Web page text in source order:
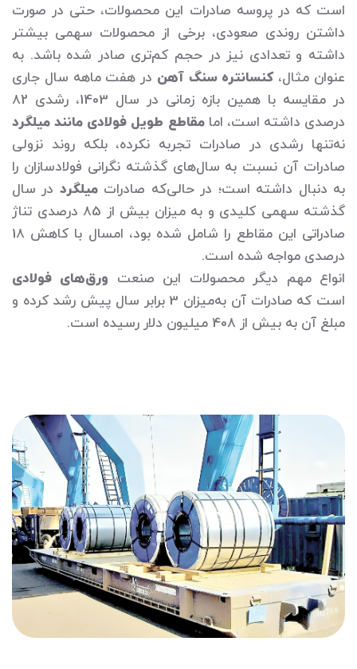
است که در پروسه صادرات این محصولات، حتی در صورت
داشتن روندی صعودی، برخی از محصولات سهمی بیشتر
داشته و تعدادی نیز در حجم کم‌تری صادر شده باشد. به
عنوان مثال،کنسانتره سنگ آهن در هفت ماهه سال جاری
در مقایسه با همین بازه زمانی در سال 1403، رشدی 82
درصدی داشته است، امامقاطع طویل فولادی مانند میلگرد
نه‌تنها رشدی در صادرات تجربه نکرده، بلکه روند نزولی
صادرات آن نسبت به سال‌های گذشته نگرانی فولادسازان را
به دنبال داشته است؛ در حالی‌که صادراتمیلگرد در سال
گذشته سهمی کلیدی و به میزان بیش از 85 درصدی تناژ
صادراتی این مقاطع را شامل شده بود، امسال با کاهش 18
درصدی مواجه شده است.
انواع مهم دیگر محصولات این صنعت ورق‌های فولادی
است که صادرات آن به‌میزان 3 برابر سال پیش رشد کرده و
مبلغ آن به بیش از 408 میلیون دلار رسیده است.